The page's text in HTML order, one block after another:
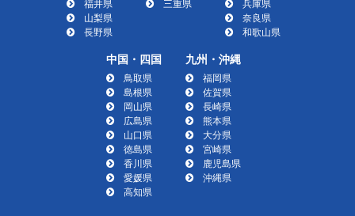
福井県
山梨県
長野県
三重県
兵庫県
奈良県
和歌山県
中国・四国
鳥取県
島根県
岡山県
広島県
山口県
徳島県
香川県
愛媛県
高知県
九州・沖縄
福岡県
佐賀県
長崎県
熊本県
大分県
宮崎県
鹿児島県
沖縄県